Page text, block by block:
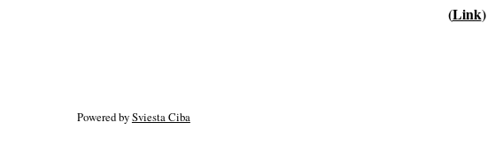
(Link)
Powered bySviesta Ciba